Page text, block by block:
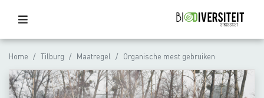
Home Tilburg Maatregel Organische mest gebruiken